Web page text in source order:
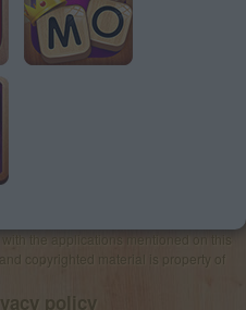
the applications mentioned on this
copyrighted material is property of
policy